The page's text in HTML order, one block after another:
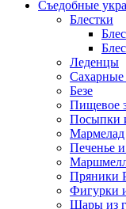
Съедобные
Блестки
Леденцы
Сахарные
Безе
Пищевое
Посыпки
Мармелад
Печенье
Фигурки
Шары из